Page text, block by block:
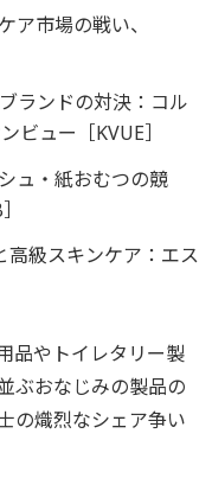
ア市場の戦い、
ランドの対決：コル
ビュー［KVUE］
ュ・紙おむつの競
高級スキンケア：エス
品やトイレタリー製
ぶおなじみの製品の
の熾烈なシェア争い